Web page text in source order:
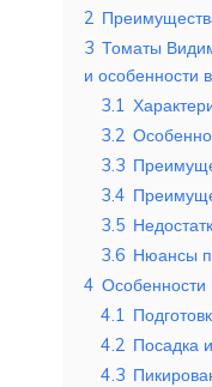
2
3 Томаты
и особенности
3.1
3.2
3.3
3.4
3.5
3.6 Нюансы
4 Особенности
4.1
4.2 Посадка
4.3